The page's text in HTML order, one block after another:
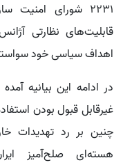
۲۲۳۱ شورای
قابلیت‌های نظارتی
اهداف سیاسی خود
در ادامه این بیانیه
غیرقابل قبول بودن
چنین بر رد تهدیدات
هسته‌ای صلح‌آمیز